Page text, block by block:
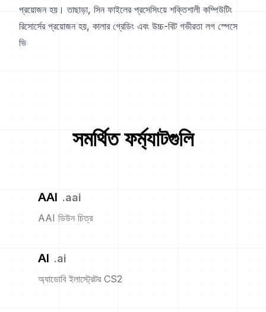
প্রয়োজন হয়। তাছাড়া, সিন ফাইলের প্রসেসিংয়ে শক্তিশালী কম্পিউটিং
রিসোর্সের প্রয়োজন হয়, কালার গ্রেডিং এবং উচ্চ-বিট গভীরতা লগ স্পেসে
ভি
সমর্থিত ফর্ম্যাটগুলি
AAI .aai
AAI ডিউন চিত্র
AI .ai
অ্যাডোবি ইলাস্ট্রেটর CS2